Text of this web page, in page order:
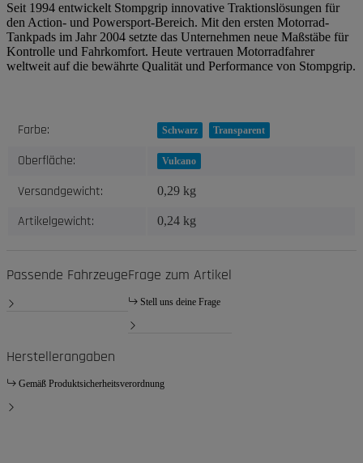
Seit 1994 entwickelt Stompgrip innovative Traktionslösungen für
den Action- und Powersport-Bereich. Mit den ersten Motorrad-
Tankpads im Jahr 2004 setzte das Unternehmen neue Maßstäbe für
Kontrolle und Fahrkomfort. Heute vertrauen Motorradfahrer
weltweit auf die bewährte Qualität und Performance von Stompgrip.
Produkteigenschaft
Wert
Farbe: Schwarz Transparent
Oberfläche: Vulcano
Versandgewicht: 0,29 kg
Artikelgewicht: 0,24 kg
Passende FahrzeugeFrage zum Artikel
Stell uns deine Frage
Herstellerangaben
Gemäß Produktsicherheitsverordnung